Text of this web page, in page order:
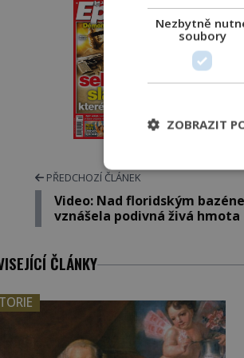
PŘEDCHOZÍ ČLÁNEK
Video: Nad floridským
vznášela podivná živá hmota
ČLÁNKY
Nezbytně
soubory
ZOBRAZIT